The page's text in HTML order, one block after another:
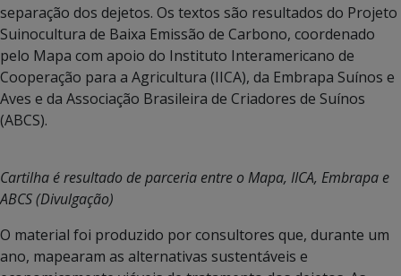
separação dos dejetos. Os textos são resultados do Projeto
Suinocultura de Baixa Emissão de Carbono, coordenado
pelo Mapa com apoio do Instituto Interamericano de
Cooperação para a Agricultura (IICA), da Embrapa Suínos e
Aves e da Associação Brasileira de Criadores de Suínos
(ABCS).
Cartilha é resultado de parceria entre o Mapa, IICA, Embrapa e
ABCS (Divulgação)
O material foi produzido por consultores que, durante um
ano, mapearam as alternativas sustentáveis e